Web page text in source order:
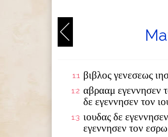
1:1 βιβλος γενεσεως
1:2 αβρααμ εγεννησεν
δε εγεννησεν τον
1:3 ιουδας δε
εγεννησεν τον